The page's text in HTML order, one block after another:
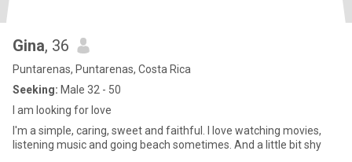
Gina, 36
Puntarenas, Puntarenas, Costa Rica
Seeking: Male 32 - 50
I am looking for love
I'm a simple, caring, sweet and faithful. I love watching movies,
listening music and going beach sometimes. And a little bit shy